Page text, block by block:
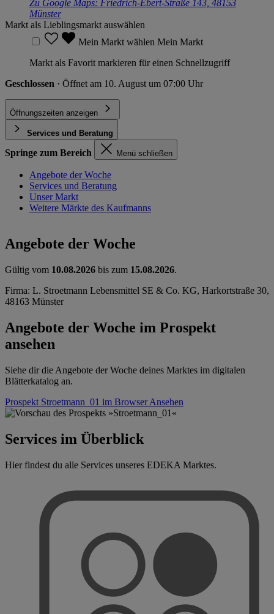
Zu Google Maps: Friedrich-Ebert-Straße 143, 48153
Münster
Markt als Lieblingsmarkt auswählen
Mein Markt wählen Mein Markt
Markt als Favorit markieren für einen Schnellzugriff
Geschlossen · Öffnet am 10. August um 07:00 Uhr
Öffnungszeiten anzeigen
Services und Beratung
Springe zum Bereich Menü schließen
Angebote der Woche
Services und Beratung
Unser Markt
Weitere Märkte des Kaufmanns
Angebote der Woche
Gültig vom 10.08.2026 bis zum 15.08.2026.
Firma: L. Stroetmann Lebensmittel SE & Co. KG, Harkortstraße 30,
48163 Münster
Angebote der Woche im Prospekt
ansehen
Siehe dir die Angebote der Woche deines Marktes im digitalen
Blätterkatalog an.
Prospekt Stroetmann_01 im Browser Ansehen
Services im Überblick
Hier findest du alle Services unseres EDEKA Marktes.